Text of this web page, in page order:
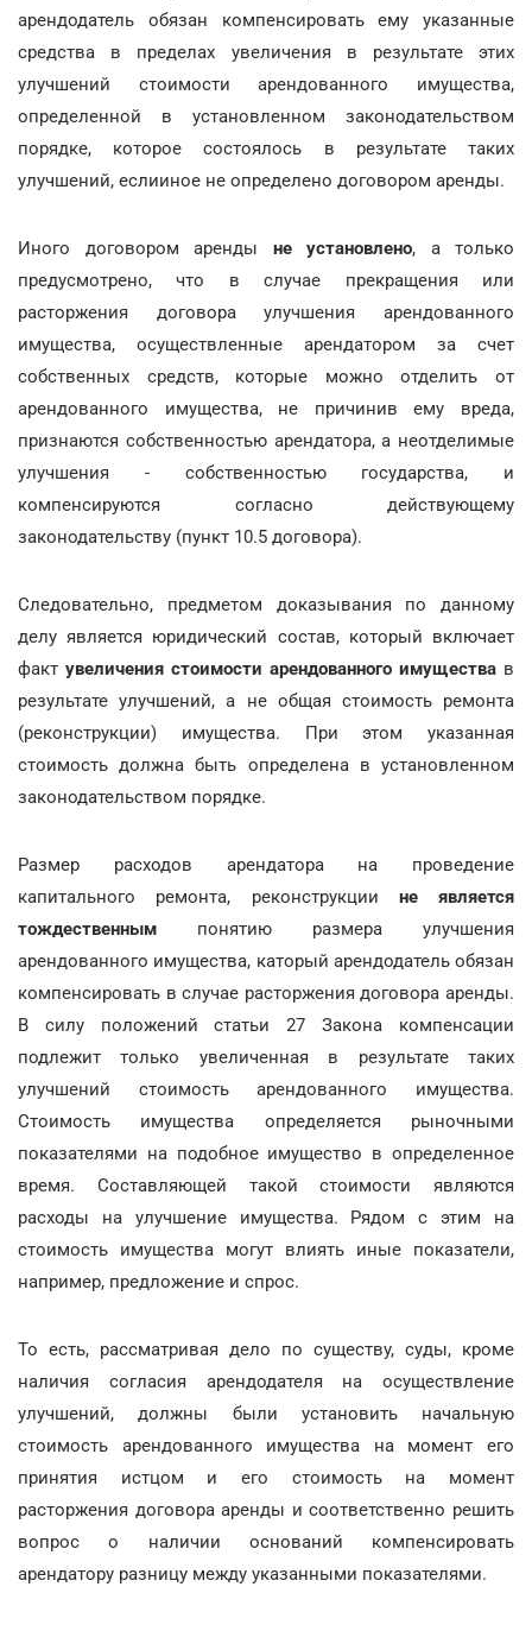
арендодатель обязан компенсировать ему указанные
средства в пределах увеличения в результате этих
улучшений стоимости арендованного имущества,
определенной в установленном законодательством
порядке, которое состоялось в результате таких
улучшений, еслииное не определено договором аренды.
Иного договором аренды не установлено, а только
предусмотрено, что в случае прекращения или
расторжения договора улучшения арендованного
имущества, осуществленные арендатором за счет
собственных средств, которые можно отделить от
арендованного имущества, не причинив ему вреда,
признаются собственностью арендатора, а неотделимые
улучшения - собственностью государства, и
компенсируются согласно действующему
законодательству (пункт 10.5 договора).
Следовательно, предметом доказывания по данному
делу является юридический состав, который включает
факт увеличения стоимости арендованного имущества в
результате улучшений, а не общая стоимость ремонта
(реконструкции) имущества. При этом указанная
стоимость должна быть определена в установленном
законодательством порядке.
Размер расходов арендатора на проведение
капитального ремонта, реконструкции не является
тождественным понятию размера улучшения
арендованного имущества, каторый арендодатель обязан
компенсировать в случае расторжения договора аренды.
В силу положений статьи 27 Закона компенсации
подлежит только увеличенная в результате таких
улучшений стоимость арендованного имущества.
Стоимость имущества определяется рыночными
показателями на подобное имущество в определенное
время. Составляющей такой стоимости являются
расходы на улучшение имущества. Рядом с этим на
стоимость имущества могут влиять иные показатели,
например, предложение и спрос.
То есть, рассматривая дело по существу, суды, кроме
наличия согласия арендодателя на осуществление
улучшений, должны были установить начальную
стоимость арендованного имущества на момент его
принятия истцом и его стоимость на момент
расторжения договора аренды и соответственно решить
вопрос о наличии оснований компенсировать
арендатору разницу между указанными показателями.